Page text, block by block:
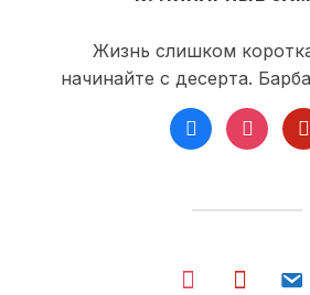
Жизнь слишком
начинайте с десерта.
facebookinstagram
instagrampinterestemail